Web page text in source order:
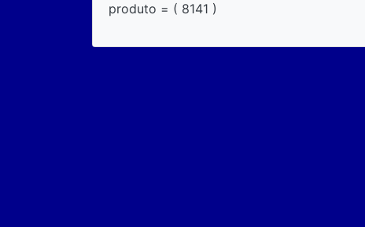
produto = ( 8141 )